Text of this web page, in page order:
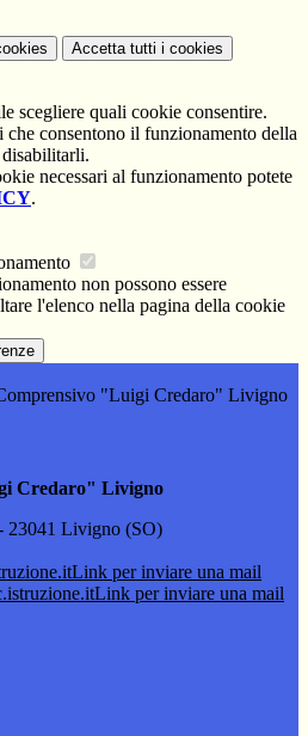
Accetta tutti i cookies
scegliere quali cookie consentire.
consentono il funzionamento della
necessari al funzionamento potete
.
non possono essere
l'elenco nella pagina della cookie
"Luigi Credaro" Livigno
Credaro" Livigno
23041 Livigno (SO)
Link per inviare una mail
Link per inviare una mail